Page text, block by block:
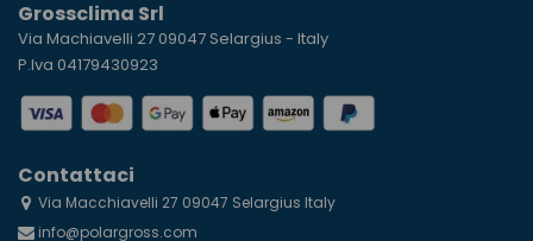
Grossclima Srl
Via Machiavelli 27 09047 Selargius - Italy
P.Iva 04179430923
Contattaci
Via Macchiavelli 27 09047 Selargius Italy
info@polargross.com